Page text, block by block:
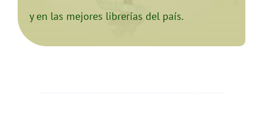
y en las mejores librerías del país.